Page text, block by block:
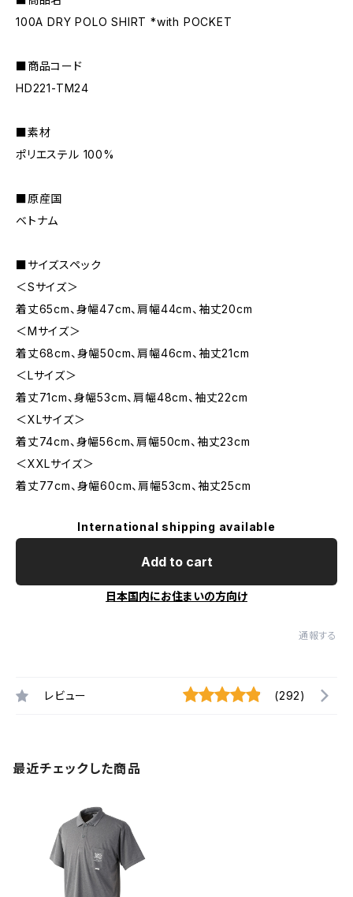
100A DRY POLO SHIRT *with POCKET
■商品コード
HD221-TM24
■素材
ポリエステル 100%
■原産国
ベトナム
■サイズスペック
＜Sサイズ＞
着丈65cm、身幅47cm、肩幅44cm、袖丈20cm
＜Mサイズ＞
着丈68cm、身幅50cm、肩幅46cm、袖丈21cm
＜Lサイズ＞
着丈71cm、身幅53cm、肩幅48cm、袖丈22cm
＜XLサイズ＞
着丈74cm、身幅56cm、肩幅50cm、袖丈23cm
＜XXLサイズ＞
着丈77cm、身幅60cm、肩幅53cm、袖丈25cm
International shipping available
Add to cart
日本国内にお住まいの方向け
通報する
レビュー (292)
最近チェックした商品